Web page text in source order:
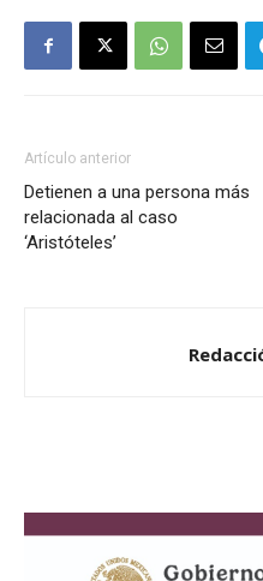
Artículo anterior
Detienen a una persona más
relacionada al caso
‘Aristóteles’